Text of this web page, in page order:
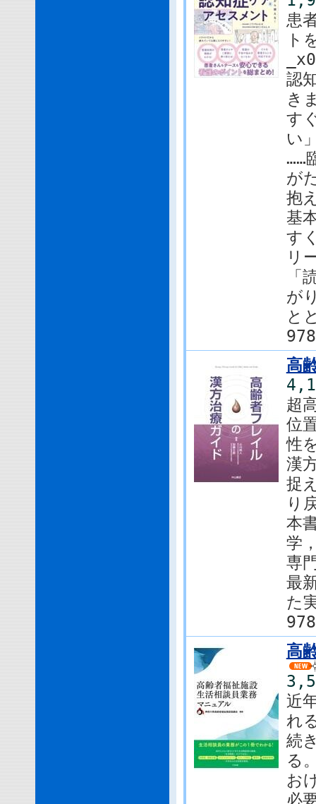
患
ト
認
き
す
い
……
が
抱
基
す
リ
「
が
と
高
超
位
性
漢
捉
り
本
学
専
最
た
高
近
れ
続
る
お
必